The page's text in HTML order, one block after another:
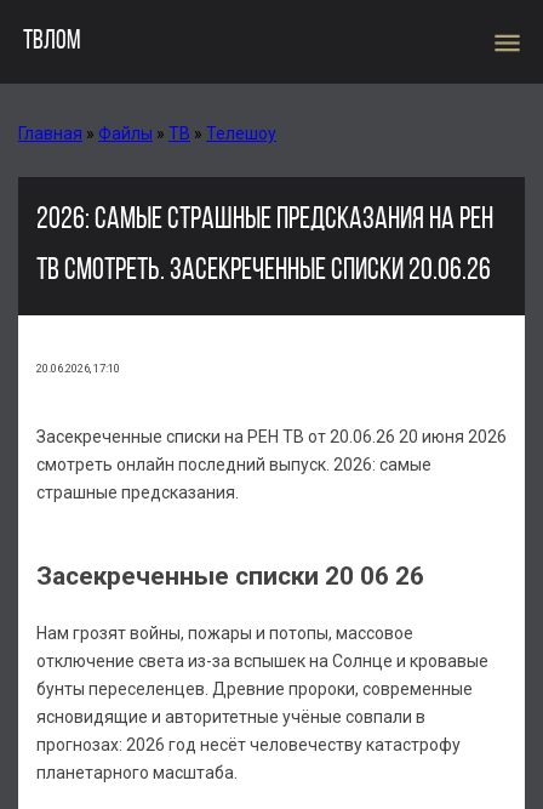
ТВЛОМ menu
Главная » Файлы » ТВ » Телешоу
2026: САМЫЕ СТРАШНЫЕ ПРЕДСКАЗАНИЯ НА РЕН
ТВ СМОТРЕТЬ. ЗАСЕКРЕЧЕННЫЕ СПИСКИ 20.06.26
20.06.2026, 17:10
Засекреченные списки на РЕН ТВ от 20.06.26 20 июня 2026
смотреть онлайн последний выпуск. 2026: самые
страшные предсказания.
Засекреченные списки 20 06 26
Нам грозят войны, пожары и потопы, массовое
отключение света из-за вспышек на Солнце и кровавые
бунты переселенцев. Древние пророки, современные
ясновидящие и авторитетные учёные совпали в
прогнозах: 2026 год несёт человечеству катастрофу
планетарного масштаба.